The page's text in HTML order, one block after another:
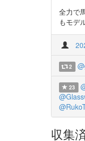
全力で
もモデ
2
23
収集